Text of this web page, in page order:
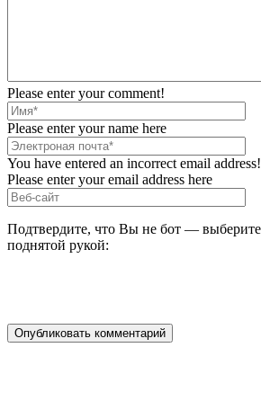
Please enter your comment!
Please enter your name here
You have entered an incorrect email address!
Please enter your email address here
Подтвердите, что Вы не бот — выберите
поднятой рукой: